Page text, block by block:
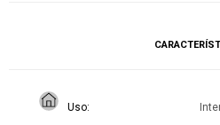
Uso